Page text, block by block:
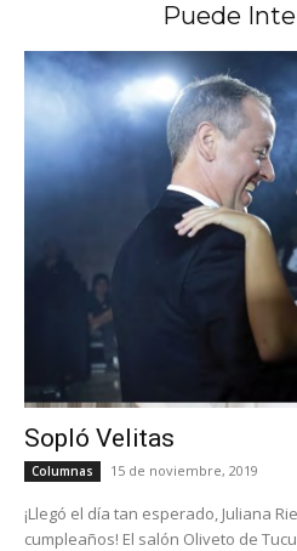
Puede
Sopló Velitas
Columnas 15 de noviembre, 2019
¡Llegó el día tan esperado, Juliana
cumpleaños! El salón Oliveto de